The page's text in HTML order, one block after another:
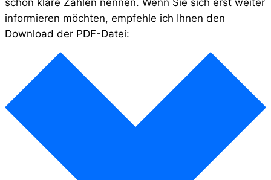
informieren möchten, empfehle ich Ihnen den
Download der PDF-Datei: